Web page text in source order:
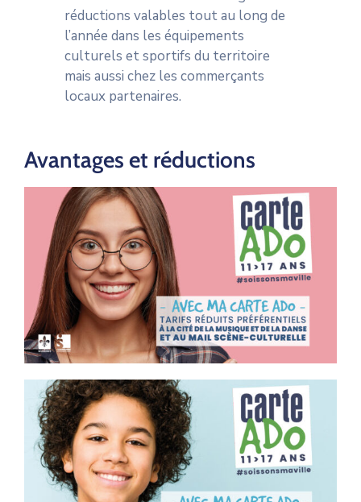
réductions valables tout au long de
l’année dans les équipements
culturels et sportifs du territoire
mais aussi chez les commerçants
locaux partenaires.
Avantages et réductions